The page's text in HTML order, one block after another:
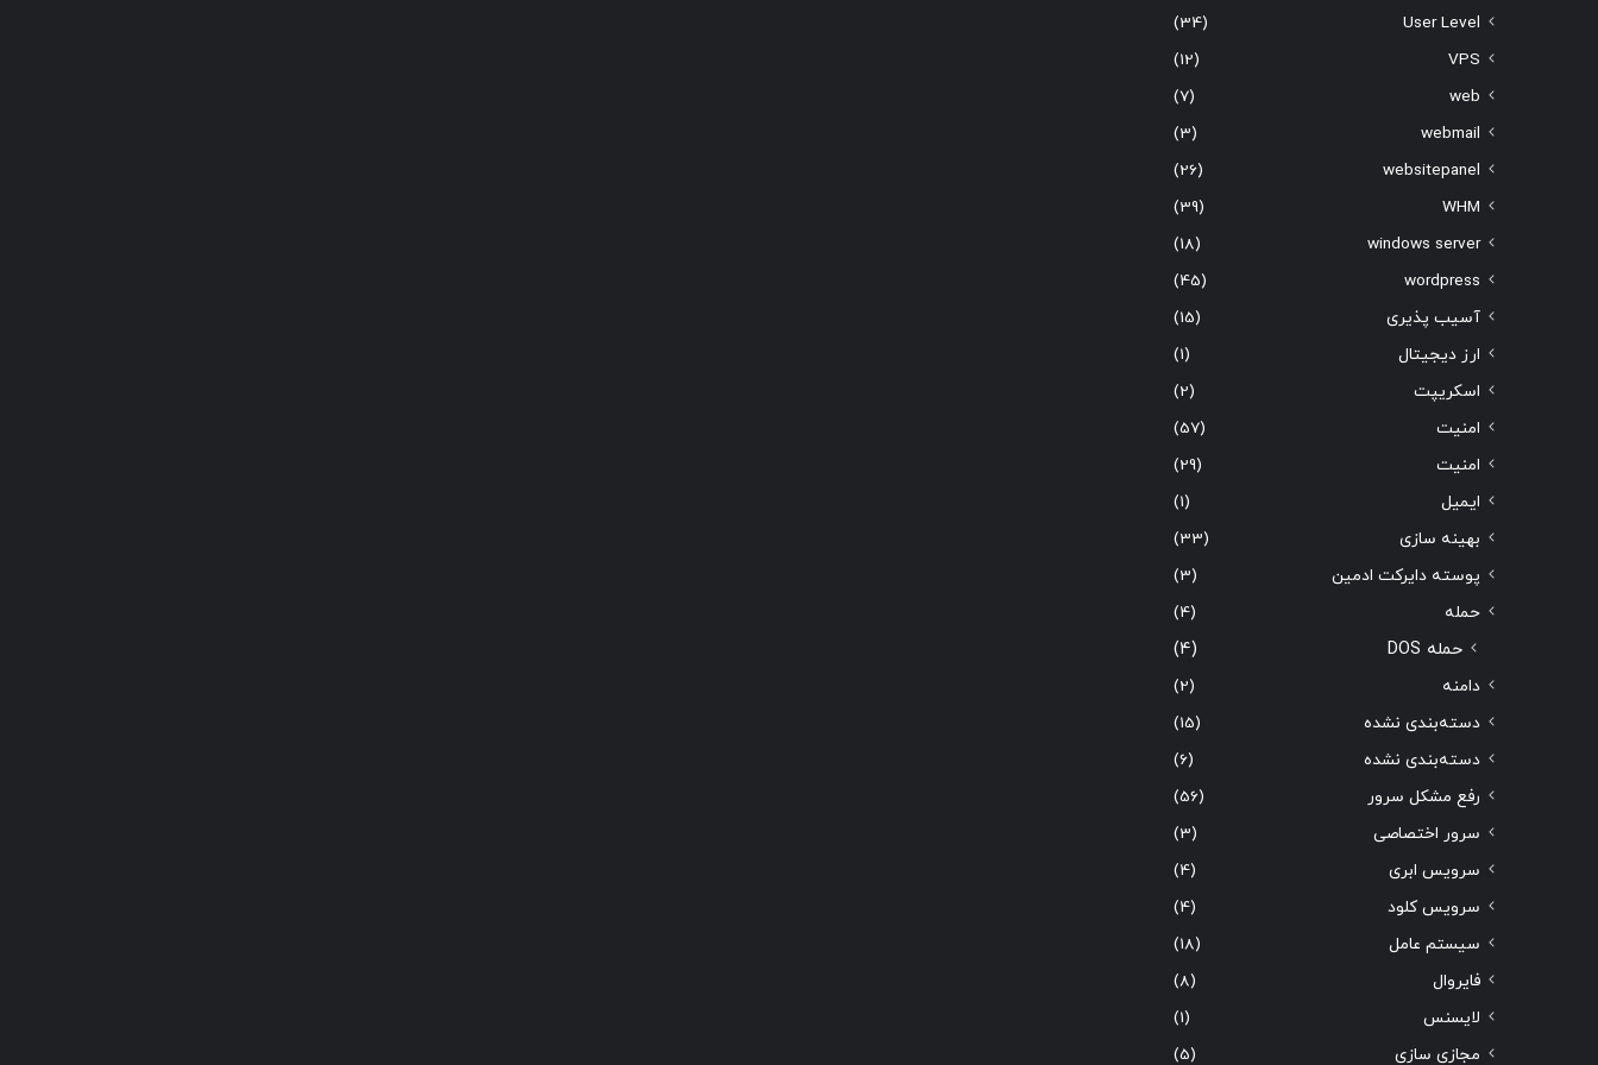
User Level
(34)
VPS
(12)
web
(7)
webmail
(3)
websitepanel
(26)
WHM
(39)
windows server
(18)
wordpress
(45)
آسیب پذیری
(15)
ارز دیجیتال
(1)
اسکریپت
(2)
امنیت
(57)
امنیت
(29)
ایمیل
(1)
بهینه سازی
(33)
پوسته دایرکت ادمین
(3)
حمله
(4)
حمله DOS (4)
دامنه
(2)
دسته‌بندی نشده
(15)
دسته‌بندی نشده
(6)
رفع مشکل سرور
(56)
سرور اختصاصی
(3)
سرویس ابری
(4)
سرویس کلود
(4)
سیستم عامل
(18)
فایروال
(8)
لایسنس
(1)
مجازی سازی
(5)